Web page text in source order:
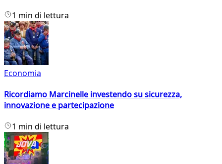
1 min di lettura
Economia
Ricordiamo Marcinelle investendo su sicurezza,
innovazione e partecipazione
1 min di lettura